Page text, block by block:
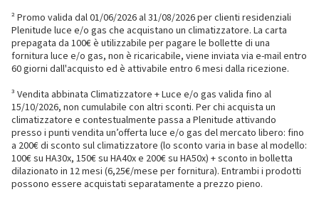
² Promo valida dal 01/06/2026 al 31/08/2026 per clienti residenziali
Plenitude luce e/o gas che acquistano un climatizzatore. La carta
prepagata da 100€ è utilizzabile per pagare le bollette di una
fornitura luce e/o gas, non è ricaricabile, viene inviata via e-mail entro
60 giorni dall'acquisto ed è attivabile entro 6 mesi dalla ricezione.
³ Vendita abbinata Climatizzatore + Luce e/o gas valida fino al
15/10/2026, non cumulabile con altri sconti. Per chi acquista un
climatizzatore e contestualmente passa a Plenitude attivando
presso i punti vendita un’offerta luce e/o gas del mercato libero: fino
a 200€ di sconto sul climatizzatore (lo sconto varia in base al modello:
100€ su HA30x, 150€ su HA40x e 200€ su HA50x) + sconto in bolletta
dilazionato in 12 mesi (6,25€/mese per fornitura). Entrambi i prodotti
possono essere acquistati separatamente a prezzo pieno.